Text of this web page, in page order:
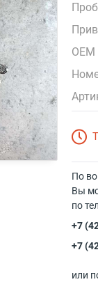
По
Вы
по
+7
+7
или